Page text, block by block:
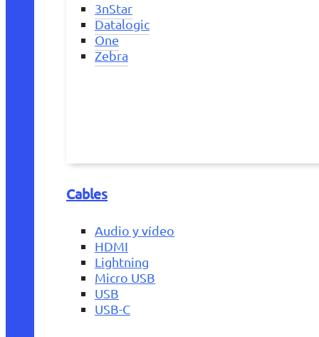
3nStar
Datalogic
One
Zebra
Cables
Audio y vídeo
HDMI
Lightning
Micro USB
USB
USB-C